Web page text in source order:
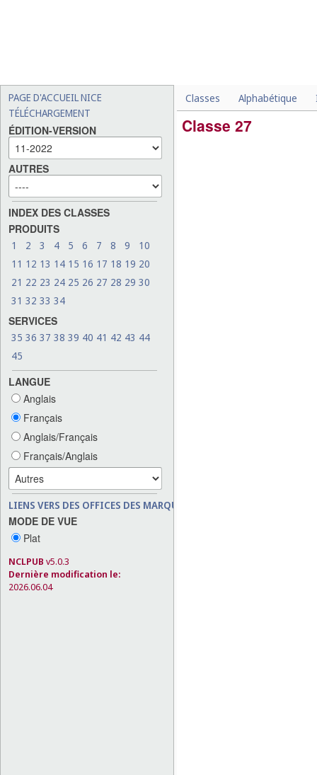
PAGE D'ACCUEIL NICE
TÉLÉCHARGEMENT
ÉDITION-VERSION
AUTRES
INDEX DES CLASSES
PRODUITS
1 2 3 4 5 6 7 8 9
10
11 12 13 14 15 16 17 18 19 20
21 22 23 24 25 26 27 28 29 30
31 32 33 34
SERVICES
35 36 37 38 39 40 41 42 43 44
45
LANGUE
Anglais
Français
Anglais/Français
Français/Anglais
LIENS VERS DES OFFICES DES MARQUES
MODE DE VUE
Plat
NCLPUB v5.0.3
Dernière modification le:
2026.06.04
Classes Alphabétique
Classe 27